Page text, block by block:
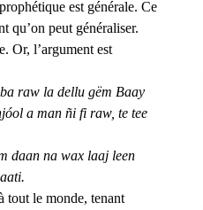
est générale. Ce
qu’on peut généraliser.
Or, l’argument est
raw la dellu gëm Baay
a man ñi fi raw, te tee
daan na wax laaj leen
tout le monde, tenant